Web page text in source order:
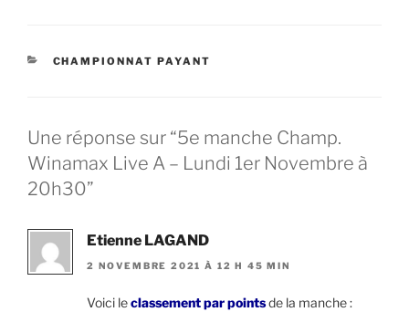
CATÉGORIES
CHAMPIONNAT PAYANT
Une réponse sur “5e manche Champ.
Winamax Live A – Lundi 1er Novembre à
20h30”
Etienne LAGAND
2 NOVEMBRE 2021 À 12 H 45 MIN
Voici leclassement par pointsde la manche :